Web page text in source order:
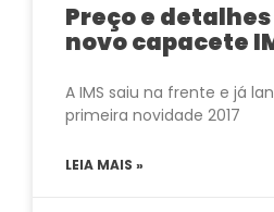
Preço e
novo capacete
A IMS saiu na frente e já
primeira novidade 2017
LEIA MAIS »